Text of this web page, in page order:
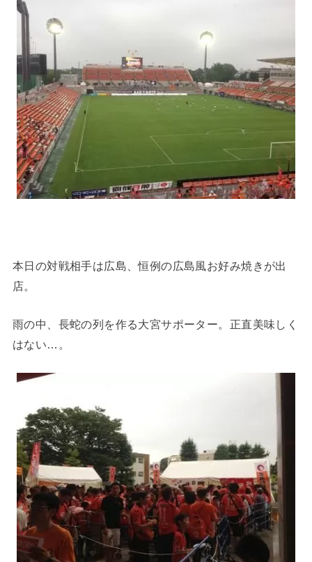
本日の対戦相手は広島、恒例の広島風お好み焼きが出
店。
雨の中、長蛇の列を作る大宮サポーター。正直美味しく
はない…。